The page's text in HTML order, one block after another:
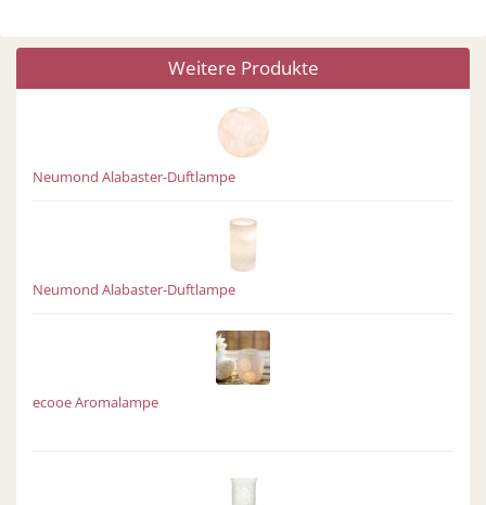
Weitere Produkte
Neumond Alabaster-Duftlampe
Neumond Alabaster-Duftlampe
ecooe Aromalampe